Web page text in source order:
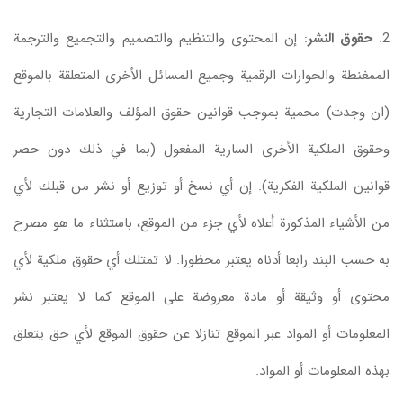
2. حقوق النشر: إن المحتوى والتنظيم والتصميم والتجميع والترجمة
الممغنطة والحوارات الرقمية وجميع المسائل الأخرى المتعلقة بالموقع
(ان وجدت) محمية بموجب قوانين حقوق المؤلف والعلامات التجارية
وحقوق الملكية الأخرى السارية المفعول (بما في ذلك دون حصر
قوانين الملكية الفكرية). إن أي نسخ أو توزيع أو نشر من قبلك لأي
من الأشياء المذكورة أعلاه لأي جزء من الموقع، باستثناء ما هو مصرح
به حسب البند رابعا أدناه يعتبر محظورا. لا تمتلك أي حقوق ملكية لأي
محتوى أو وثيقة أو مادة معروضة على الموقع كما لا يعتبر نشر
المعلومات أو المواد عبر الموقع تنازلا عن حقوق الموقع لأي حق يتعلق
بهذه المعلومات أو المواد.